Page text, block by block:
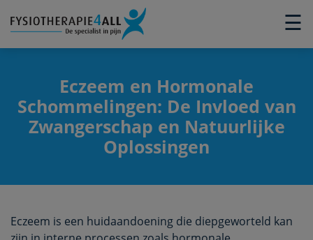
☰
×
Eczeem en Hormonale
Schommelingen: De Invloed van
Zwangerschap en Natuurlijke
Oplossingen
Eczeem is een huidaandoening die diepgeworteld kan